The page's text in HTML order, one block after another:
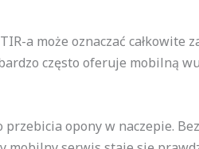
a może oznaczać całkowite
często oferuje mobilną
opony w naczepie.